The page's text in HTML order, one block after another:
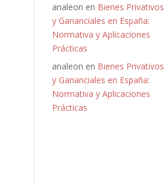
analeon en Bienes Privativos
y Gananciales en España:
Normativa y Aplicaciones
Prácticas
analeon en Bienes Privativos
y Gananciales en España:
Normativa y Aplicaciones
Prácticas